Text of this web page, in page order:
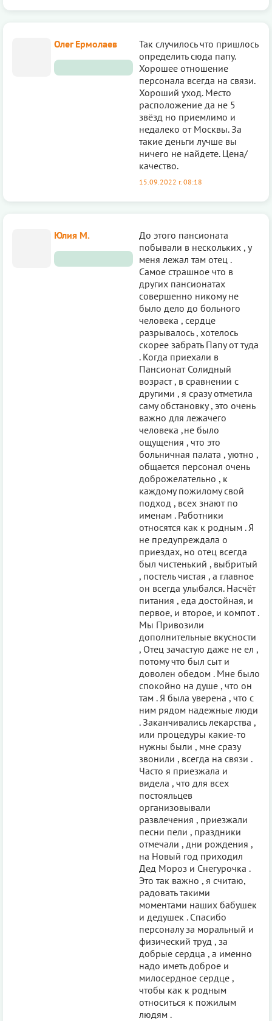
Олег Ермолаев
Так случилось что пришлось
определить сюда папу.
Хорошее отношение
персонала всегда на связи.
Хороший уход. Место
расположение да не 5
звёзд но приемлимо и
недалеко от Москвы. За
такие деньги лучше вы
ничего не найдете. Цена/
качество.
15.09.2022 г. 08:18
Юлия М.
До этого пансионата
побывали в нескольких , у
меня лежал там отец .
Самое страшное что в
других пансионатах
совершенно никому не
было дело до больного
человека , сердце
разрывалось , хотелось
скорее забрать Папу от туда
. Когда приехали в
Пансионат Солидный
возраст , в сравнении с
другими , я сразу отметила
саму обстановку , это очень
важно для лежачего
человека ,не было
ощущения , что это
больничная палата , уютно ,
общается персонал очень
доброжелательно , к
каждому пожилому свой
подход , всех знают по
именам . Работники
относятся как к родным . Я
не предупреждала о
приездах, но отец всегда
был чистенький , выбритый
, постель чистая , а главное
он всегда улыбался. Насчёт
питания , еда достойная, и
первое, и второе, и компот .
Мы Привозили
дополнительные вкусности
, Отец зачастую даже не ел ,
потому что был сыт и
доволен обедом . Мне было
спокойно на душе , что он
там . Я была уверена , что с
ним рядом надежные люди
. Заканчивались лекарства ,
или процедуры какие-то
нужны были , мне сразу
звонили , всегда на связи .
Часто я приезжала и
видела , что для всех
постояльцев
организовывали
развлечения , приезжали
песни пели , праздники
отмечали , дни рождения ,
на Новый год приходил
Дед Мороз и Снегурочка .
Это так важно , я считаю,
радовать такими
моментами наших бабушек
и дедушек . Спасибо
персоналу за моральный и
физический труд , за
добрые сердца , а именно
надо иметь доброе и
милосердное сердце ,
чтобы как к родным
относиться к пожилым
людям .